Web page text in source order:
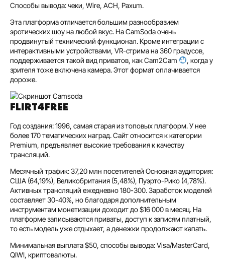
Способы вывода: чеки, Wire, ACH, Paxum.
Эта платформа отличается большим разнообразием
эротических шоу на любой вкус. На CamSoda очень
продвинутый технический функционал. Кроме интеграции с
интерактивными устройствами, VR-стрима на 360 градусов,
поддерживается такой вид приватов, как Cam2Cam
, когда у
зрителя тоже включена камера. Этот формат оплачивается
дороже.
FLIRT4FREE
Год создания: 1996, самая старая из топовых платформ. У нее
более 170 тематических наград. Сайт относится к категории
Premium, предъявляет высокие требования к качеству
трансляций.
Месячный трафик: 37,20 млн посетителей Основная аудитория:
США (64,19%), Великобритания (5,48%), Пуэрто-Рико (4,78%).
Активных трансляций ежедневно 180-300. Заработок моделей
составляет 30-40%, но благодаря дополнительным
инструментам монетизации доходит до $16 000 в месяц. На
платформе записываются приваты, доступ к записям платный,
то есть модель уже отдыхает, а денежки продолжают капать.
Минимальная выплата $50, способы вывода: Visa/MasterCard,
QIWI, криптовалюты.